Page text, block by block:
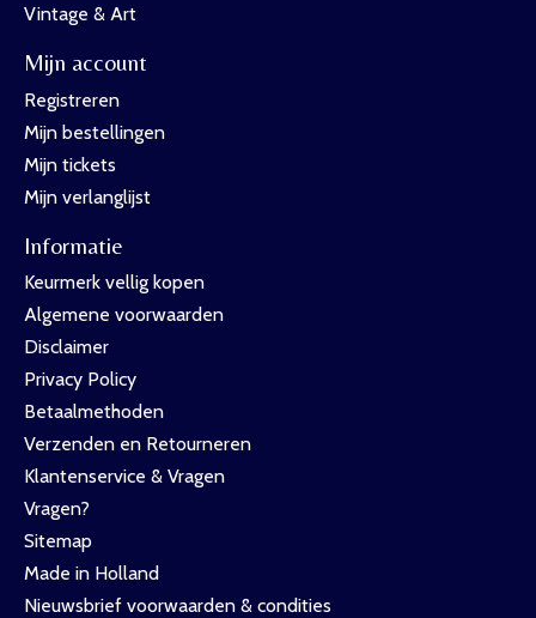
Vintage & Art
Mijn account
Registreren
Mijn bestellingen
Mijn tickets
Mijn verlanglijst
Informatie
Keurmerk vellig kopen
Algemene voorwaarden
Disclaimer
Privacy Policy
Betaalmethoden
Verzenden en Retourneren
Klantenservice & Vragen
Vragen?
Sitemap
Made in Holland
Nieuwsbrief voorwaarden & condities